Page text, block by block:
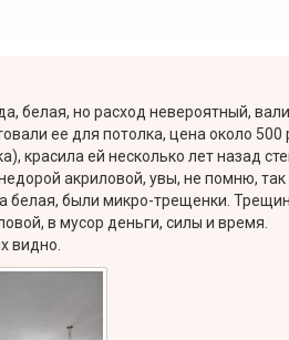
белая, но расход невероятный,
ее для потолка, цена около
красила ей несколько лет назад
акриловой, увы, не помню,
белая, были микро-трещенки.
в мусор деньги, силы и время.
видно.